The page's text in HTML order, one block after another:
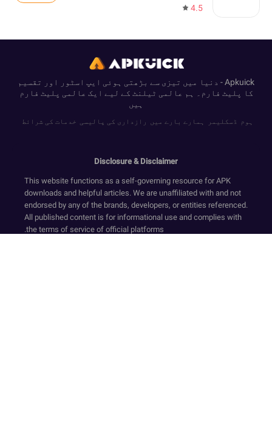
4.5
Apkuick - دنیا میں تیزی سے بڑھتی ہوئی ایپ اسٹور اور تقسیم
کا پلیٹ فارم۔ ہم عالمی ٹیلنٹ کے لیے ایک عالمی پلیٹ فارم
ہیں
ہوم ڈسکلیمر ہمارے بارے میں رازداری کی پالیسی خدمات کی شرائط
Disclosure & Disclaimer
This website functions as a self-governing resource for APK
downloads and helpful articles. We are unaffiliated with and not
endorsed by any of the brands, developers, or entities referenced.
All published content is for informational use and complies with
the terms of service of official platforms.